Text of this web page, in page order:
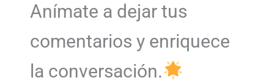
Anímate a dejar tus
comentarios y enriquece
la conversación.